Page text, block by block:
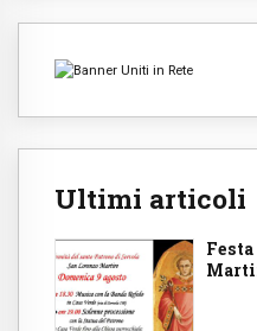
Ultimi articoli